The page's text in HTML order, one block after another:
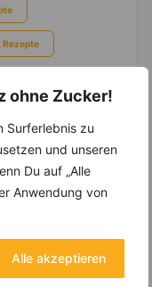
ohne Zucker!
Surferlebnis zu
und unseren
Du auf „Alle
Anwendung von
Alle akzeptieren
Rezepte